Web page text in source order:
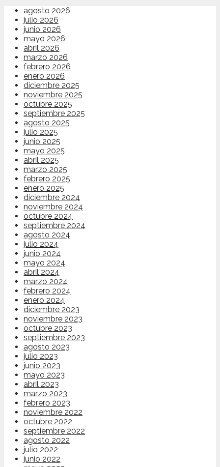
agosto 2026
julio 2026
junio 2026
mayo 2026
abril 2026
marzo 2026
febrero 2026
enero 2026
diciembre 2025
noviembre 2025
octubre 2025
septiembre 2025
agosto 2025
julio 2025
junio 2025
mayo 2025
abril 2025
marzo 2025
febrero 2025
enero 2025
diciembre 2024
noviembre 2024
octubre 2024
septiembre 2024
agosto 2024
julio 2024
junio 2024
mayo 2024
abril 2024
marzo 2024
febrero 2024
enero 2024
diciembre 2023
noviembre 2023
octubre 2023
septiembre 2023
agosto 2023
julio 2023
junio 2023
mayo 2023
abril 2023
marzo 2023
febrero 2023
noviembre 2022
octubre 2022
septiembre 2022
agosto 2022
julio 2022
junio 2022